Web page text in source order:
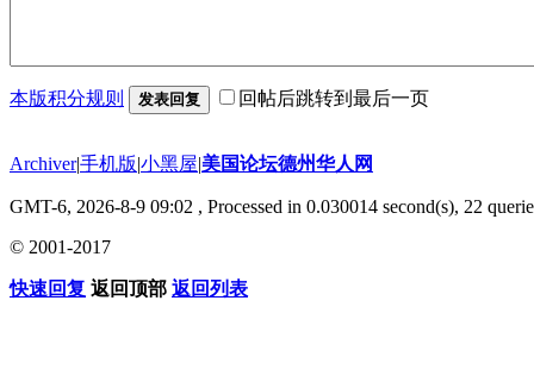
本版积分规则 发表回复 回帖后跳转到最后一页
Archiver|手机版|小黑屋|美国论坛德州华人网
GMT-6, 2026-8-9 09:02 , Processed in 0.030014 second(s), 22
© 2001-2017
快速回复 返回顶部 返回列表